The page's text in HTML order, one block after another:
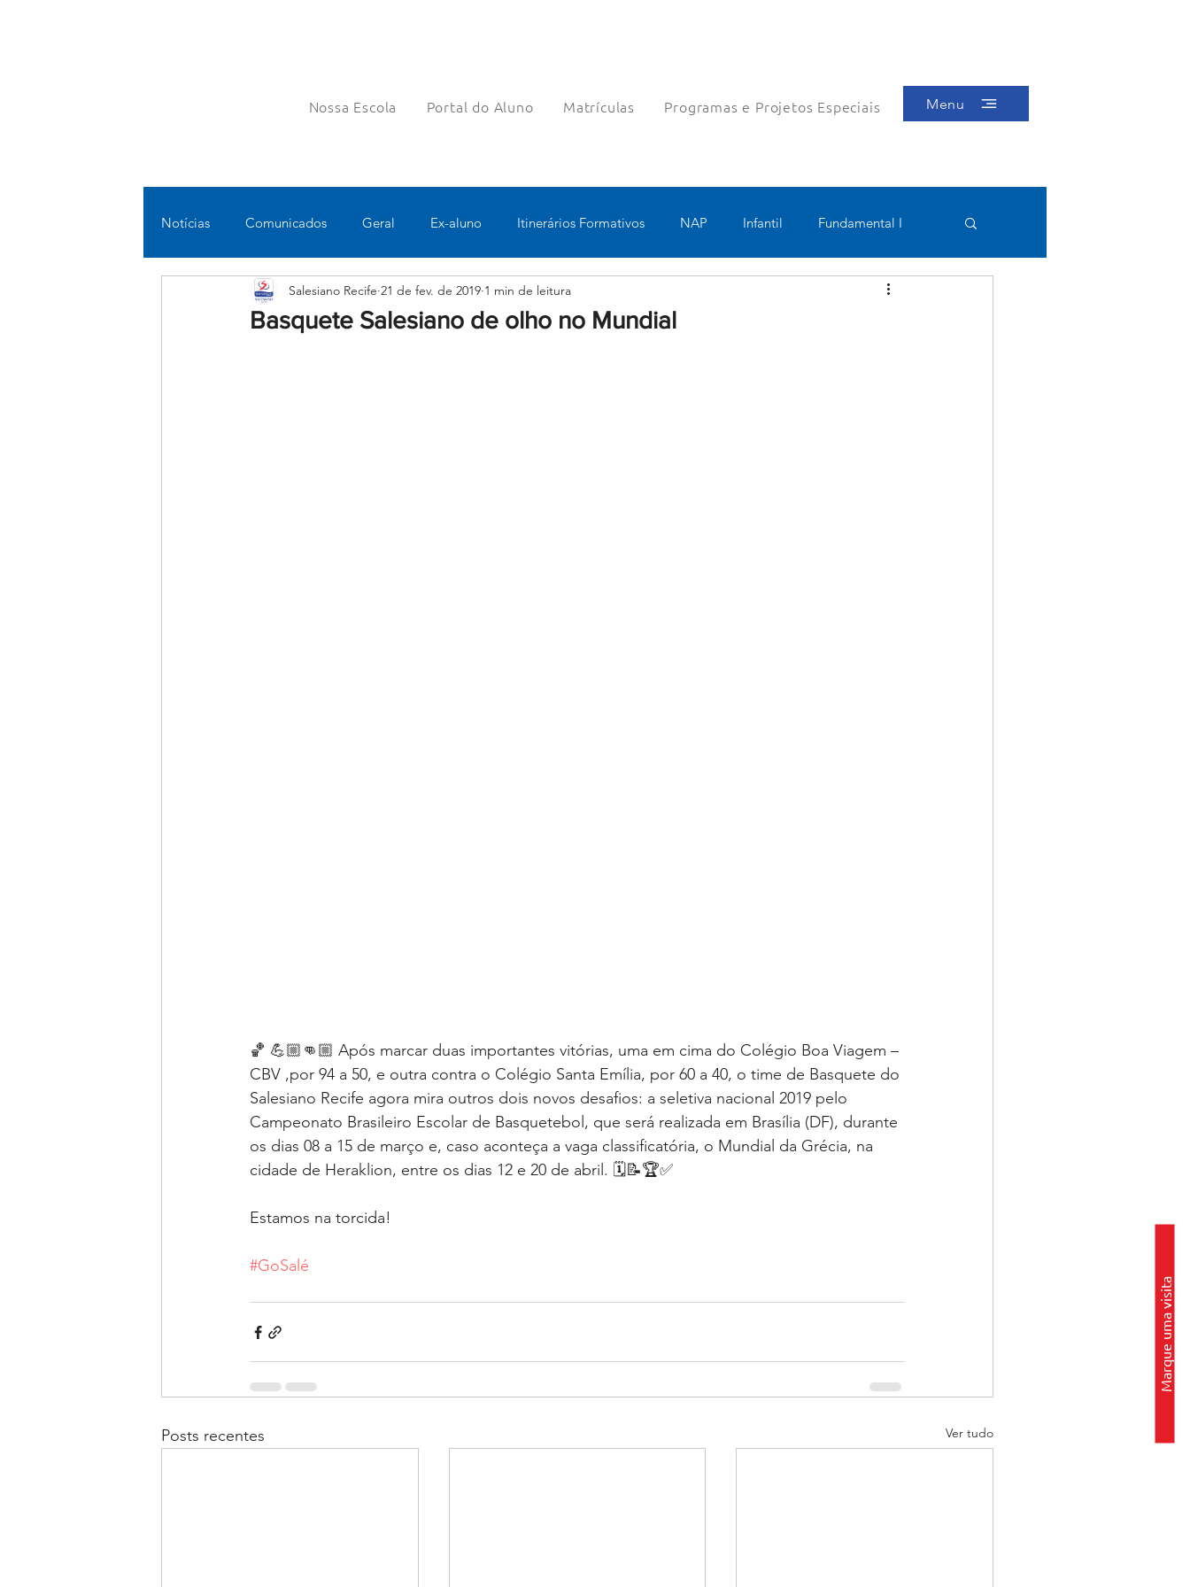
Nossa Escola Portal do Aluno Matrículas Programas e Projetos Especiais Menu
Marque uma visita
Notícias Comunicados Geral Ex-aluno Itinerários Formativos NAP Infantil Fundamental I
Fundamental II Ensino Médio Pastoral Esportes
Basquete Salesiano de olho no Mundial
Salesiano Recife 21 de fev. de 2019 1 min de leitura
🏀 💪🏼👊🏼 Após marcar duas importantes vitórias, uma em cima do Colégio Boa Viagem –
CBV ,por 94 a 50, e outra contra o Colégio Santa Emília, por 60 a 40, o time de Basquete do
Salesiano Recife agora mira outros dois novos desafios: a seletiva nacional 2019 pelo
Campeonato Brasileiro Escolar de Basquetebol, que será realizada em Brasília (DF), durante
os dias 08 a 15 de março e, caso aconteça a vaga classificatória, o Mundial da Grécia, na
cidade de Heraklion, entre os dias 12 e 20 de abril. 🗓📝🏆✅
Estamos na torcida!
#GoSalé
Posts recentes Ver tudo